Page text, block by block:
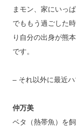
まモン、家にいっ
でももう過ごした
り自分の出身が熊
です。
– それ以外に最近
仲万美
ベタ（熱帯魚）を